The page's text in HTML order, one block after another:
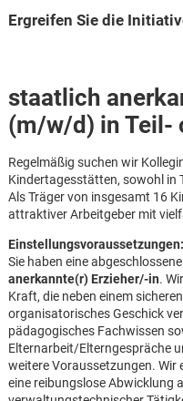
Ergreifen Sie die
staatlich
(m/w/d) in Teil-
Regelmäßig suchen wir
Kindertagesstätten, sowohl in
Als Träger von insgesamt 16
attraktiver Arbeitgeber mit
Einstellungsvoraussetzungen:
Sie haben eine
anerkannte(r) Erzieher/-in.
Kraft, die neben einem
organisatorisches Geschick
pädagogisches Fachwissen
Elternarbeit/Elterngespräche
weitere Voraussetzungen. Wir
eine reibungslose Abwicklung